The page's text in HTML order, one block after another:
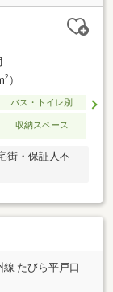
2）
バス・トイレ別
収納スペース
街・保証人不
たびら平戸口